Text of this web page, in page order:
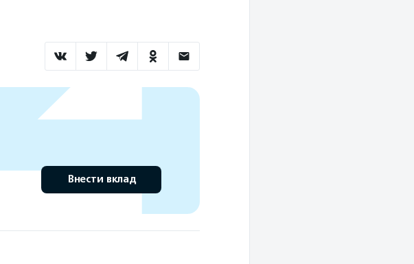
Внести вклад